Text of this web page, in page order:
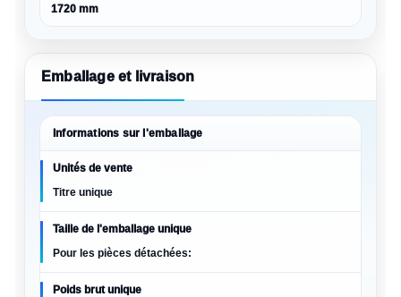
1720 mm
Emballage et livraison
Informations sur l'emballage
Unités de vente
Titre unique
Taille de l'emballage unique
Pour les pièces détachées:
Poids brut unique